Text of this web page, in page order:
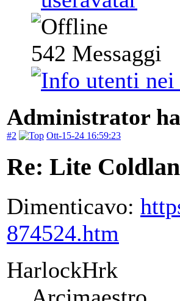
542 Messaggi
Administrator
#2 Ott-15-24 16:59:23
Re: Lite
Dimenticavo:
874524.htm
HarlockHrk